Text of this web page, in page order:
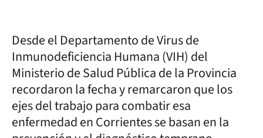
Desde el Departamento de Virus de
Inmunodeficiencia Humana (VIH) del
Ministerio de Salud Pública de la Provincia
recordaron la fecha y remarcaron que los
ejes del trabajo para combatir esa
enfermedad en Corrientes se basan en la